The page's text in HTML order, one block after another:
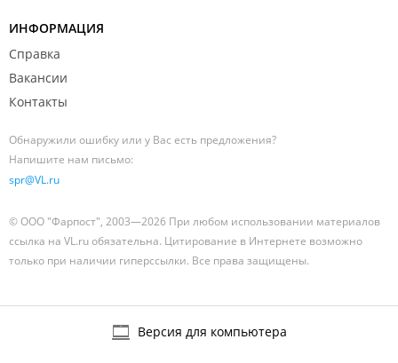
ИНФОРМАЦИЯ
Справка
Вакансии
Контакты
Обнаружили ошибку или у Вас есть предложения?
Напишите нам письмо:
spr@VL.ru
© ООО "Фарпост", 2003—2026 При любом использовании материалов
ссылка на VL.ru обязательна. Цитирование в Интернете возможно
только при наличии гиперссылки. Все права защищены.
Версия для компьютера